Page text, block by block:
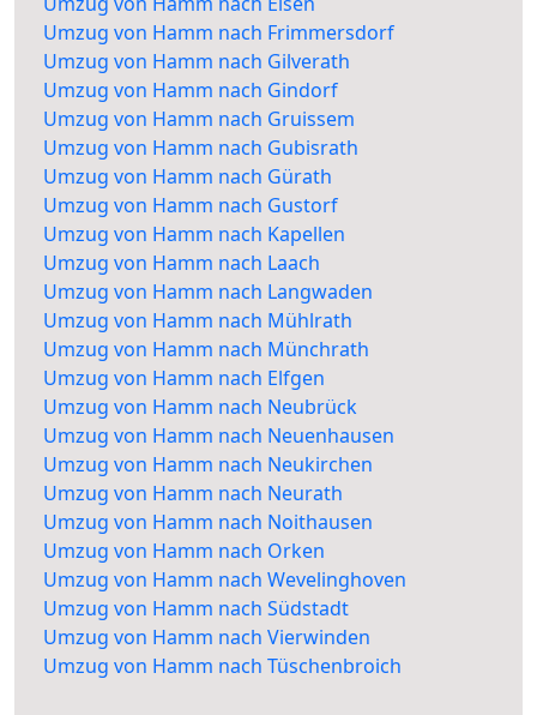
Umzug von Hamm nach Frimmersdorf
Umzug von Hamm nach Gilverath
Umzug von Hamm nach Gindorf
Umzug von Hamm nach Gruissem
Umzug von Hamm nach Gubisrath
Umzug von Hamm nach Gürath
Umzug von Hamm nach Gustorf
Umzug von Hamm nach Kapellen
Umzug von Hamm nach Laach
Umzug von Hamm nach Langwaden
Umzug von Hamm nach Mühlrath
Umzug von Hamm nach Münchrath
Umzug von Hamm nach Elfgen
Umzug von Hamm nach Neubrück
Umzug von Hamm nach Neuenhausen
Umzug von Hamm nach Neukirchen
Umzug von Hamm nach Neurath
Umzug von Hamm nach Noithausen
Umzug von Hamm nach Orken
Umzug von Hamm nach Wevelinghoven
Umzug von Hamm nach Südstadt
Umzug von Hamm nach Vierwinden
Umzug von Hamm nach Tüschenbroich